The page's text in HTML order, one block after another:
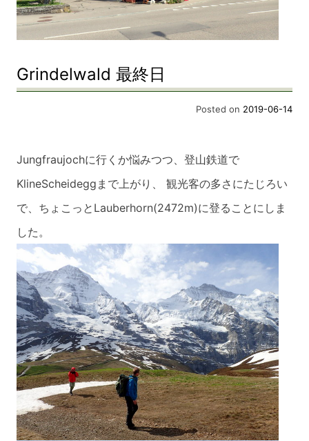
Grindelwald 最終日
Posted on 2019-06-14
Jungfraujochに行くか悩みつつ、登山鉄道で
KlineScheideggまで上がり、 観光客の多さにたじろい
で、ちょこっとLauberhorn(2472m)に登ることにしま
した。